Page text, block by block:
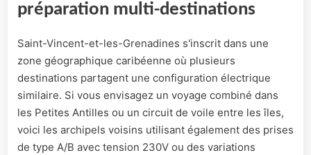
préparation multi-destinations
Saint-Vincent-et-les-Grenadines s'inscrit dans une
zone géographique caribéenne où plusieurs
destinations partagent une configuration électrique
similaire. Si vous envisagez un voyage combiné dans
les Petites Antilles ou un circuit de voile entre les îles,
voici les archipels voisins utilisant également des prises
de type A/B avec tension 230V ou des variations